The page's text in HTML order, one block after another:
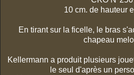
10 cm. de hauteur
En tirant sur la ficelle, le bras
chapeau
Kellermann a produit plusieurs
le seul d'après un